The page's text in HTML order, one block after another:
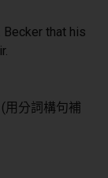
Becker that his
用分詞構句補